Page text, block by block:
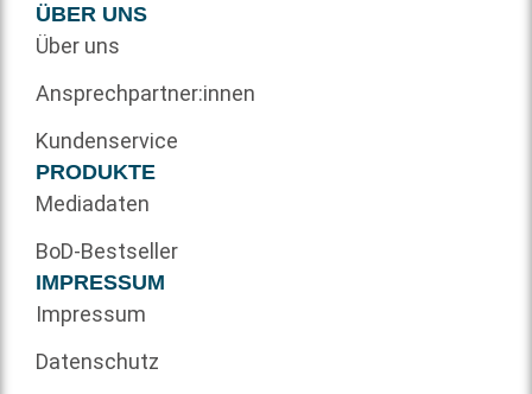
ÜBER UNS
Über uns
Ansprechpartner:innen
Kundenservice
PRODUKTE
Mediadaten
BoD-Bestseller
IMPRESSUM
Impressum
Datenschutz